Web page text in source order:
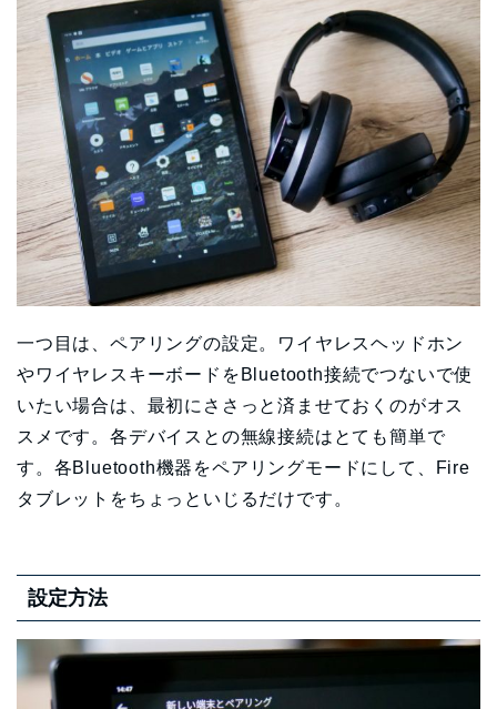
一つ目は、ペアリングの設定。ワイヤレスヘッドホン
やワイヤレスキーボードをBluetooth接続でつないで使
いたい場合は、最初にささっと済ませておくのがオス
スメです。各デバイスとの無線接続はとても簡単で
す。各Bluetooth機器をペアリングモードにして、Fire
タブレットをちょっといじるだけです。
設定方法